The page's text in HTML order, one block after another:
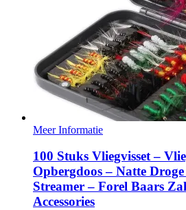
Meer Informatie
100 Stuks Vliegvisset –
Opbergdoos – Natte
Streamer – Forel Baars
Accessories